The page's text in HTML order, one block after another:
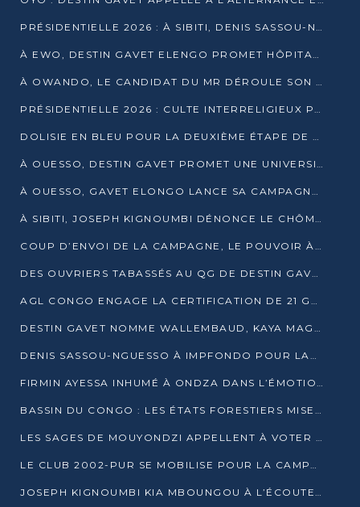
PRÉSIDENTIELLE 2026 : À SIBITI, DENIS SASSOU-N’GUESSO PARIE SUR LES RESSOURCES DE LA LEKOUMOU
À EWO, DESTIN GAVET ELENGO PROMET HÔPITAL, CHEMIN DE FER ET AUDIT DES FINANCES PUBLIQUES
À OWANDO, LE CANDIDAT DU MR DÉROULE SON PROGRAMME DE “CHANGEMENT”
PRÉSIDENTIELLE 2026 : CULTE INTERRELIGIEUX POUR LA PAIX À OUENZÉ
DOLISIE EN BLEU POUR LA DEUXIÈME ÉTAPE DE CAMPAGNE DE DSN
À OUESSO, DESTIN GAVET PROMET UNE UNIVERSITÉ POUR LA SANGHA
À OUESSO, GAVET ELONGO LANCE SA CAMPAGNE SOUS LE SIGNE DU RENOUVEAU
À SIBITI, JOSEPH KIGNOUMBI DÉNONCE LE CHÔMAGE ET LES DÉFAILLANCES DE L’ÉTAT
COUP D’ENVOI DE LA CAMPAGNE, LE POUVOIR À POINTE-NOIRE, L’OPPOSITION À OUESSO ET SIBITI
DES OUVRIERS TABASSÉS AU QG DE DESTIN GAVET À 24 HEURES DE L’OUVERTURE DE LA CAMPAGNE
AGL CONGO ENGAGE LA CERTIFICATION DE 21 GRUTIERS AUX NORMES INTERNATIONALES
DESTIN GAVET NOMME WALLEMBAUD, KAYA MAGANE, BOUDZIKA ET MBOUSSA-ELLAH AUX COMMANDES DE SA CAMPAGNE
DENIS SASSOU-NGUESSO À IMPFONDO POUR LANCER LE CORRIDOR 13
FIRMIN AYESSA INHUMÉ À ONDZA DANS L’ÉMOTION ET LE RECUEILLEMENT
BASSIN DU CONGO : LES ÉTATS FORESTIERS MISENT SUR LES MARCHÉS CARBONE
LES SAGES DE MOUYONDZI APPELLENT À VOTER DENIS SASSOU-NGUESSO
LE CLUB 2002-PUR SE MOBILISE POUR LA CAMPAGNE
JOSEPH KIGNOUMBI KIA MBOUNGOU À L’ÉCOUTE DE TALANGAÏ